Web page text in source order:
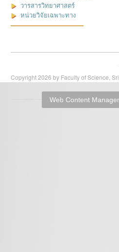
วารสารวิทยาศาสตร์
หน่วยวิจัยเฉพาะทาง
Copyright 2026 by Faculty of Science,
Web Content